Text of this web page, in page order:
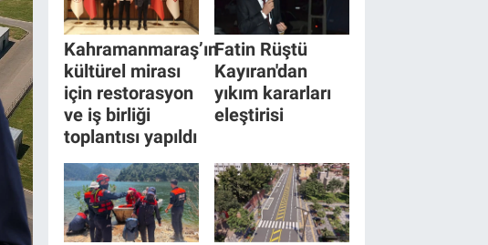
Kahramanmaraş’ın
kültürel mirası
için restorasyon
ve iş birliği
toplantısı yapıldı
Fatin Rüştü
Kayıran'dan
yıkım kararları
eleştirisi